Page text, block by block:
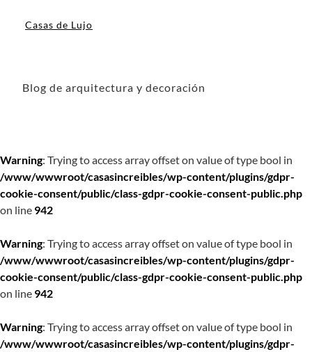
Casas de Lujo
Blog de arquitectura y decoración
Warning: Trying to access array offset on value of type bool in
/www/wwwroot/casasincreibles/wp-content/plugins/gdpr-
cookie-consent/public/class-gdpr-cookie-consent-public.php
on line 942
Warning: Trying to access array offset on value of type bool in
/www/wwwroot/casasincreibles/wp-content/plugins/gdpr-
cookie-consent/public/class-gdpr-cookie-consent-public.php
on line 942
Warning: Trying to access array offset on value of type bool in
/www/wwwroot/casasincreibles/wp-content/plugins/gdpr-